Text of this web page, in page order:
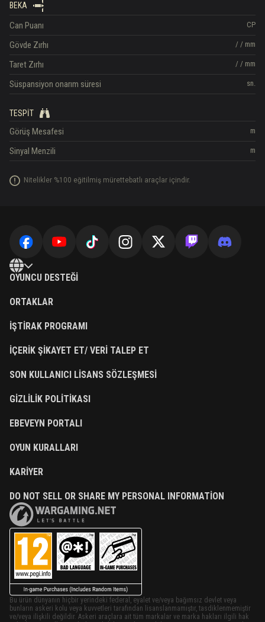
BEKA
CP
Can Puanı
/ / mm
Gövde Zırhı
/ / mm
Taret Zırhı
sn.
Süspansiyon onarım süresi
TESPIT
m
Görüş Mesafesi
m
Sinyal Menzili
Nitelikler %100 eğitilmiş mürettebatlı araçlar içindir.
OYUNCU DESTEĞI
ORTAKLAR
İŞTIRAK PROGRAMI
İÇERIK ŞIKAYET ET/ VERI TALEP ET
SON KULLANICI LISANS SÖZLEŞMESI
GIZLILIK POLITIKASI
EBEVEYN PORTALI
OYUN KURALLARI
KARIYER
DO NOT SELL OR SHARE MY PERSONAL INFORMATION
Bu ürün dünyanın hiçbir yerindeki federal, eyalet ve/veya bağımsız devlet veya
bunların askeri kolu veya kuvvetleri tarafından lisanslanmamıştır, tasdiklenmemiştir
ve/veya ilişkili değildir. Askeri araçlara ait tüm markalar ve marka hakları ilgili hak